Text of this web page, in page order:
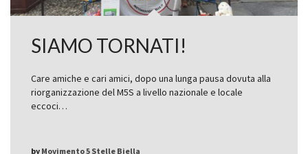
SIAMO TORNATI!
Care amiche e cari amici, dopo una lunga pausa dovuta alla
riorganizzazione del M5S a livello nazionale e locale
eccoci…
by Movimento 5 Stelle Biella